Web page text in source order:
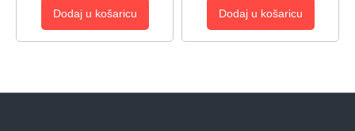
Dodaj u košaricu Dodaj u košaricu